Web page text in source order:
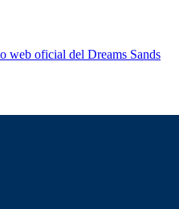
web oficial del Dreams Sands